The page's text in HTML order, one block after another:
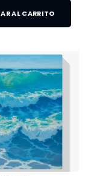
AL CARRITO